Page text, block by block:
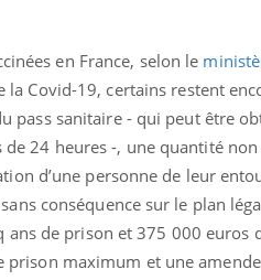
en France, selon le
la Covid-19, certains restent
pass sanitaire - qui peut être
24 heures -, une quantité non
d’une personne de leur
conséquence sur le plan
de prison et 375 000 euros
prison maximum et une amende